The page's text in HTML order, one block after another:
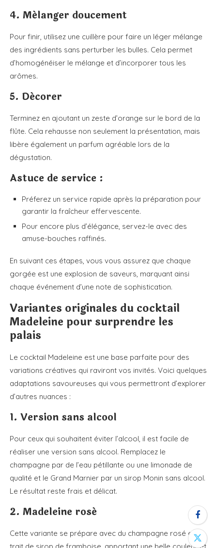
4. Mélanger doucement
Pour finir, utilisez une cuillère pour faire un léger mélange
des ingrédients sans perturber les bulles. Cela permet
d’homogénéiser le mélange et d’incorporer tous les
arômes.
5. Décorer
Terminez en ajoutant un zeste d’orange sur le bord de la
flûte. Cela rehausse non seulement la présentation, mais
libère également un parfum agréable lors de la
dégustation.
Astuce de service :
Préferez un service rapide après la préparation pour
garantir la fraîcheur effervescente.
Pour encore plus d’élégance, servez-le avec des
amuse-bouches raffinés.
En suivant ces étapes, vous vous assurez que chaque
gorgée est une explosion de saveurs, marquant ainsi
chaque événement d’une note de sophistication.
Variantes originales du cocktail
Madeleine pour surprendre les
palais
Le cocktail Madeleine est une base parfaite pour des
variations créatives qui raviront vos invités. Voici quelques
adaptations savoureuses qui vous permettront d’explorer
d’autres nuances :
1. Version sans alcool
Pour ceux qui souhaitent éviter l’alcool, il est facile de
réaliser une version sans alcool. Remplacez le
champagne par de l’eau pétillante ou une limonade de
qualité et le Grand Marnier par un sirop Monin sans alcool.
Le résultat reste frais et délicat.
2. Madeleine rosé
Cette variante se prépare avec du champagne rosé et un